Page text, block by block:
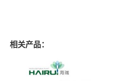
相关产品：